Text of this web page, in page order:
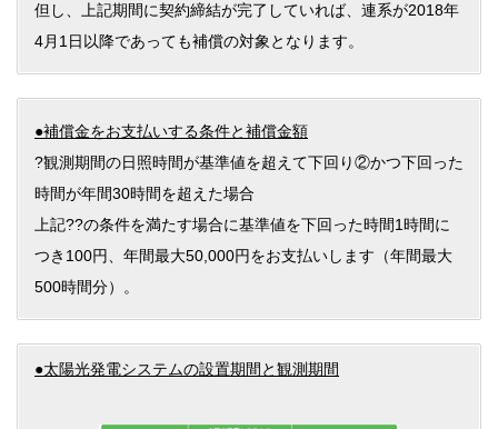
但し、上記期間に契約締結が完了していれば、連系が2018年
4月1日以降であっても補償の対象となります。
●補償金をお支払いする条件と補償金額
?観測期間の日照時間が基準値を超えて下回り②かつ下回った
時間が年間30時間を超えた場合
上記??の条件を満たす場合に基準値を下回った時間1時間に
つき100円、年間最大50,000円をお支払いします（年間最大
500時間分）。
●太陽光発電システムの設置期間と観測期間